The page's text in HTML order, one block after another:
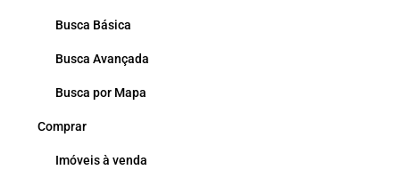
Busca Básica
Busca Avançada
Busca por Mapa
Comprar
Imóveis à venda